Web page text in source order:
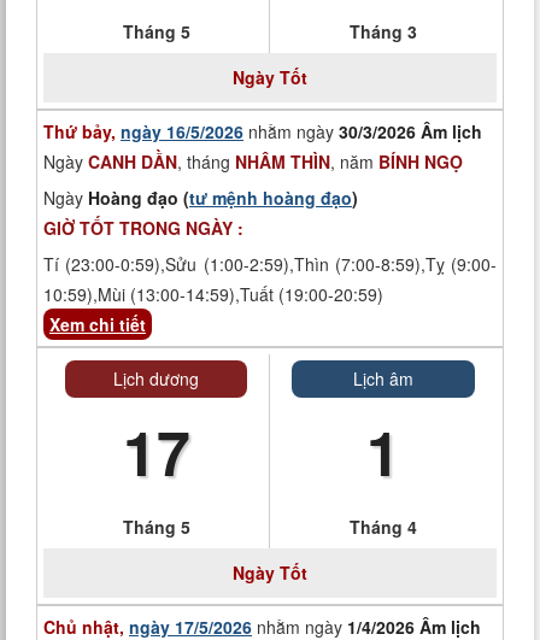
Tháng 5
Tháng 3
Ngày Tốt
Thứ bảy, ngày 16/5/2026 nhằm ngày 30/3/2026 Âm lịch
Ngày CANH DẦN, tháng NHÂM THÌN, năm BÍNH NGỌ
Ngày Hoàng đạo (tư mệnh hoàng đạo)
GIỜ TỐT TRONG NGÀY :
Tí (23:00-0:59),Sửu (1:00-2:59),Thìn (7:00-8:59),Tỵ (9:00-
10:59),Mùi (13:00-14:59),Tuất (19:00-20:59)
Xem chi tiết
Lịch dương
17
Tháng 5
Lịch âm
1
Tháng 4
Ngày Tốt
Chủ nhật, ngày 17/5/2026 nhằm ngày 1/4/2026 Âm lịch